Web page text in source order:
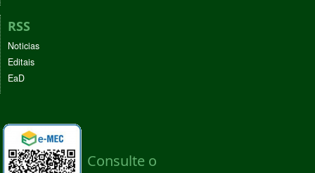
RSS
Noticias
Editais
EaD